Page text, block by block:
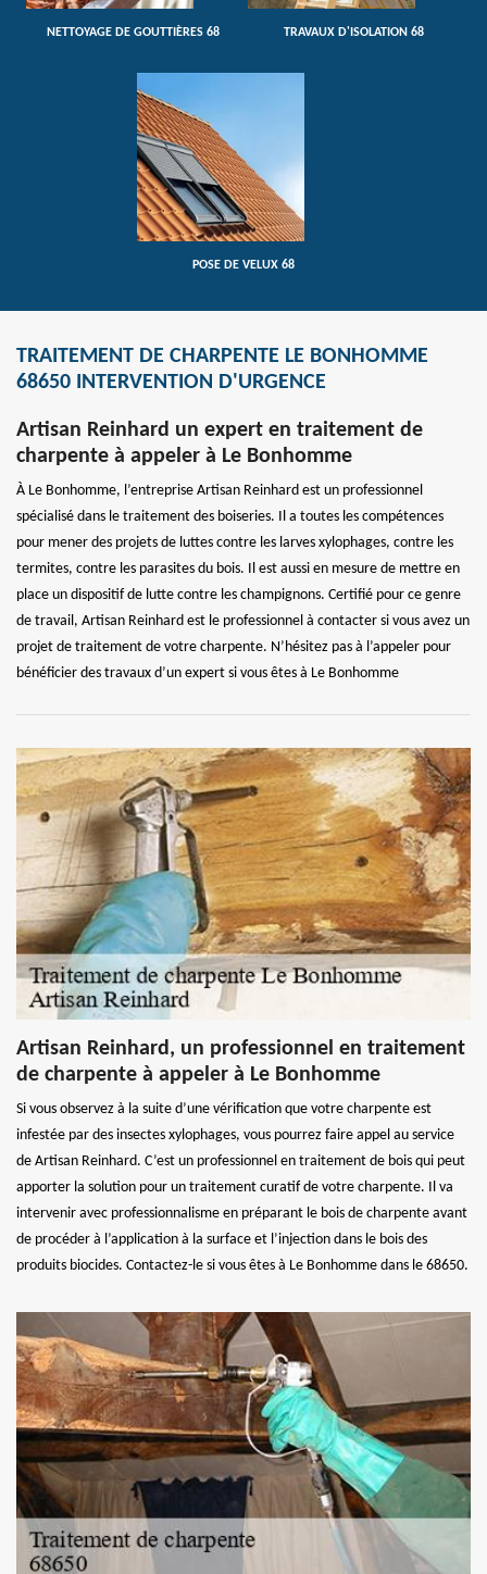
NETTOYAGE DE GOUTTIÈRES 68 TRAVAUX D'ISOLATION 68
POSE DE VELUX 68
TRAITEMENT DE CHARPENTE LE BONHOMME
68650 INTERVENTION D'URGENCE
Artisan Reinhard un expert en traitement de
charpente à appeler à Le Bonhomme
À Le Bonhomme, l’entreprise Artisan Reinhard est un professionnel
spécialisé dans le traitement des boiseries. Il a toutes les compétences
pour mener des projets de luttes contre les larves xylophages, contre les
termites, contre les parasites du bois. Il est aussi en mesure de mettre en
place un dispositif de lutte contre les champignons. Certifié pour ce genre
de travail, Artisan Reinhard est le professionnel à contacter si vous avez un
projet de traitement de votre charpente. N’hésitez pas à l’appeler pour
bénéficier des travaux d’un expert si vous êtes à Le Bonhomme
Artisan Reinhard, un professionnel en traitement
de charpente à appeler à Le Bonhomme
Si vous observez à la suite d’une vérification que votre charpente est
infestée par des insectes xylophages, vous pourrez faire appel au service
de Artisan Reinhard. C’est un professionnel en traitement de bois qui peut
apporter la solution pour un traitement curatif de votre charpente. Il va
intervenir avec professionnalisme en préparant le bois de charpente avant
de procéder à l’application à la surface et l’injection dans le bois des
produits biocides. Contactez-le si vous êtes à Le Bonhomme dans le 68650.